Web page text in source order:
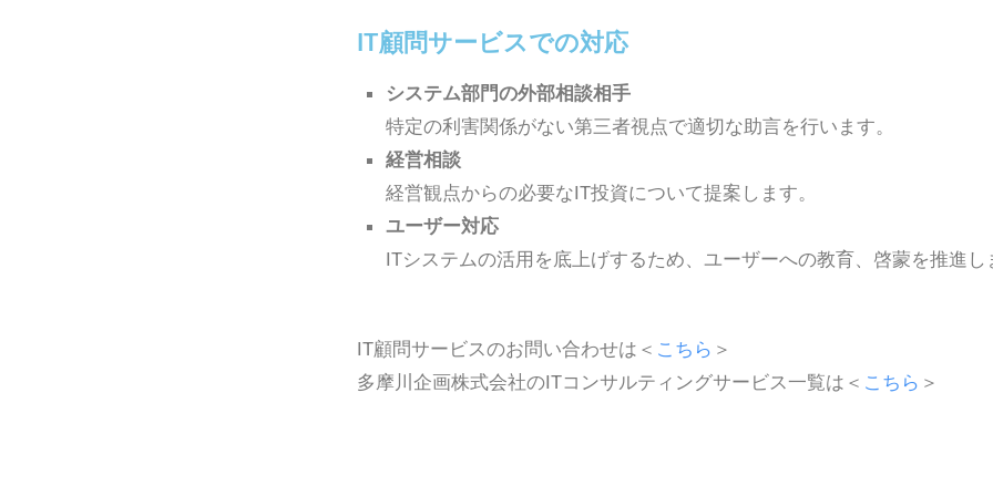
IT顧問サービスでの対応
システム部門の外部相談相手
特定の利害関係がない第三者視点で適切な助言を行います。
経営相談
経営観点からの必要なIT投資について提案します。
ユーザー対応
ITシステムの活用を底上げするため、ユーザーへの教育、啓蒙を推進し
IT顧問サービスのお問い合わせは＜ こちら ＞
多摩川企画株式会社のITコンサルティングサービス一覧は＜ こちら ＞